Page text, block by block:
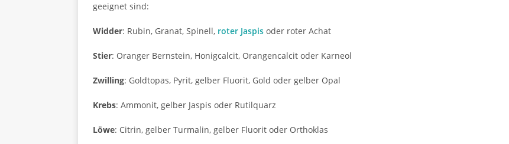
geeignet sind:
Widder: Rubin, Granat, Spinell, roter Jaspis oder roter Achat
Stier: Oranger Bernstein, Honigcalcit, Orangencalcit oder Karneol
Zwilling: Goldtopas, Pyrit, gelber Fluorit, Gold oder gelber Opal
Krebs: Ammonit, gelber Jaspis oder Rutilquarz
Löwe: Citrin, gelber Turmalin, gelber Fluorit oder Orthoklas